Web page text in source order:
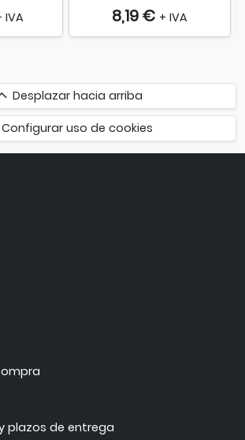
IVA 8,19 € + IVA
Desplazar
hacia
arriba
Desplazar hacia arriba
Configurar uso de cookies
plazos de entrega